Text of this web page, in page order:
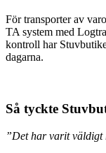
För transporter av
TA system med
kontroll har
dagarna.
Så tyckte
”Det har varit